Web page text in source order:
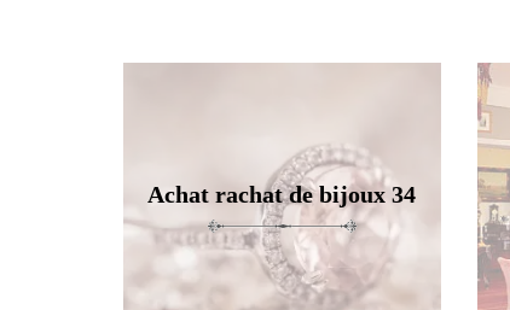
Achat rachat de bijoux 34